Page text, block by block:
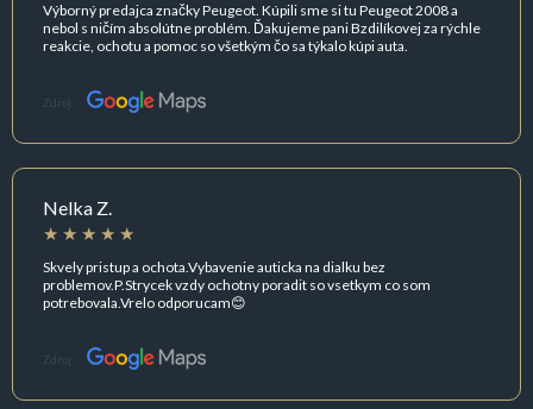
Výborný predajca značky Peugeot. Kúpili sme si tu Peugeot 2008 a
nebol s ničím absolútne problém. Ďakujeme pani Bzdilíkovej za rýchle
reakcie, ochotu a pomoc so všetkým čo sa týkalo kúpi auta.
Zdroj:
Nelka Z.
Skvely pristup a ochota.Vybavenie auticka na dialku bez
problemov.P.Strycek vzdy ochotny poradit so vsetkym co som
potrebovala.Vrelo odporucam😊
Zdroj: